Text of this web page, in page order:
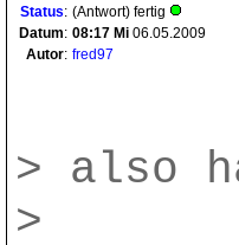
Status: (Antwort) fertig
Datum: 08:17 Mi 06.05.2009
Autor: fred97
> also
>